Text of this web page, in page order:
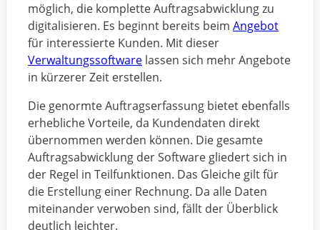
möglich, die komplette Auftragsabwicklung zu
digitalisieren. Es beginnt bereits beim Angebot
für interessierte Kunden. Mit dieser
Verwaltungssoftware lassen sich mehr Angebote
in kürzerer Zeit erstellen.
Die genormte Auftragserfassung bietet ebenfalls
erhebliche Vorteile, da Kundendaten direkt
übernommen werden können. Die gesamte
Auftragsabwicklung der Software gliedert sich in
der Regel in Teilfunktionen. Das Gleiche gilt für
die Erstellung einer Rechnung. Da alle Daten
miteinander verwoben sind, fällt der Überblick
deutlich leichter.